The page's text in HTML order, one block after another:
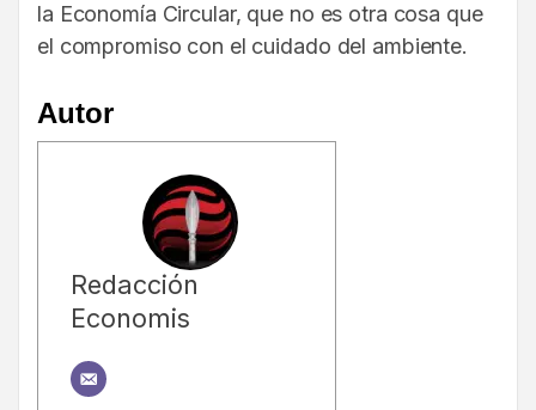
la Economía Circular, que no es otra cosa que
el compromiso con el cuidado del ambiente.
Autor
Redacción
Economis